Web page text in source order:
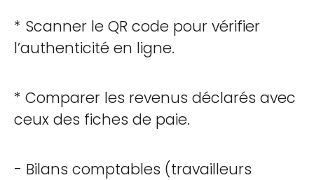
* Scanner le QR code pour vérifier
l’authenticité en ligne.
* Comparer les revenus déclarés avec
ceux des fiches de paie.
- Bilans comptables (travailleurs